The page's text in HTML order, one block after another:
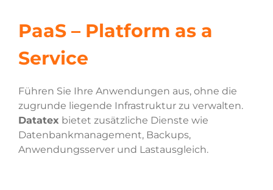
PaaS – Platform as a
Service
Führen Sie Ihre Anwendungen aus, ohne die
zugrunde liegende Infrastruktur zu verwalten.
Datatex bietet zusätzliche Dienste wie
Datenbankmanagement, Backups,
Anwendungsserver und Lastausgleich.